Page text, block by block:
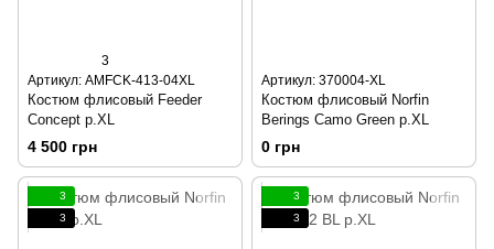
3
Артикул: AMFCK-413-04XL
Костюм флисовый Feeder
Concept р.XL
4 500 грн
Артикул: 370004-XL
Костюм флисовый Norfin
Berings Camo Green р.XL
0 грн
3
3
3
3